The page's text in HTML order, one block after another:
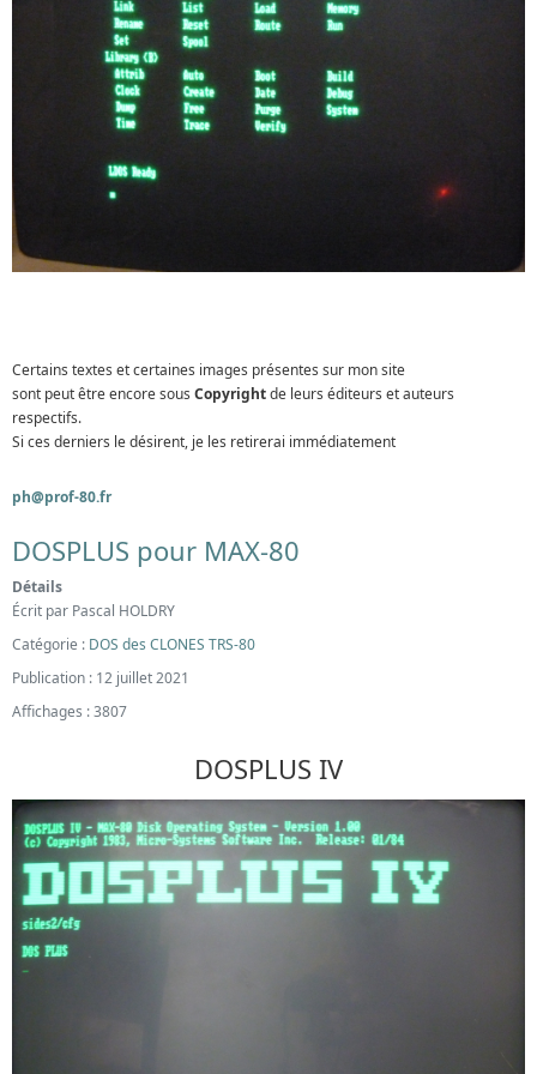
Certains textes et certaines images présentes sur mon site
sont peut être encore sous Copyrightde leurs éditeurs et auteurs
respectifs.
Si ces derniers le désirent, je les retirerai immédiatement
ph@prof-80.fr
DOSPLUS pour MAX-80
Détails
Écrit par Pascal HOLDRY
Catégorie : DOS des CLONES TRS-80
Publication : 12 juillet 2021
Affichages : 3807
DOSPLUS IV